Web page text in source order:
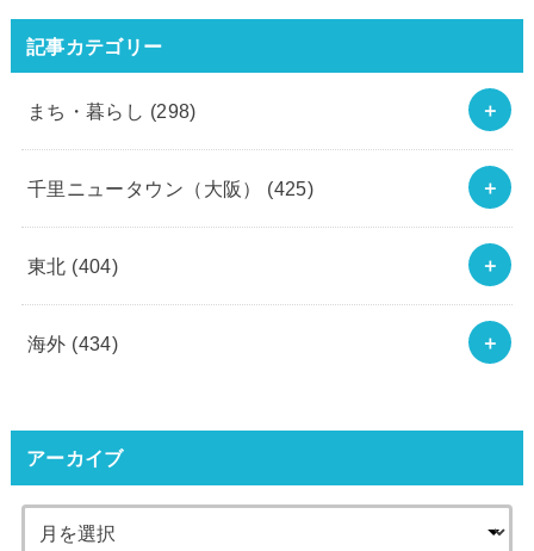
記事カテゴリー
まち・暮らし (298)
千里ニュータウン（大阪） (425)
東北 (404)
海外 (434)
アーカイブ